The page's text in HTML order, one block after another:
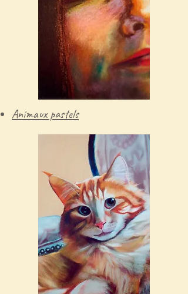
Animaux pastels